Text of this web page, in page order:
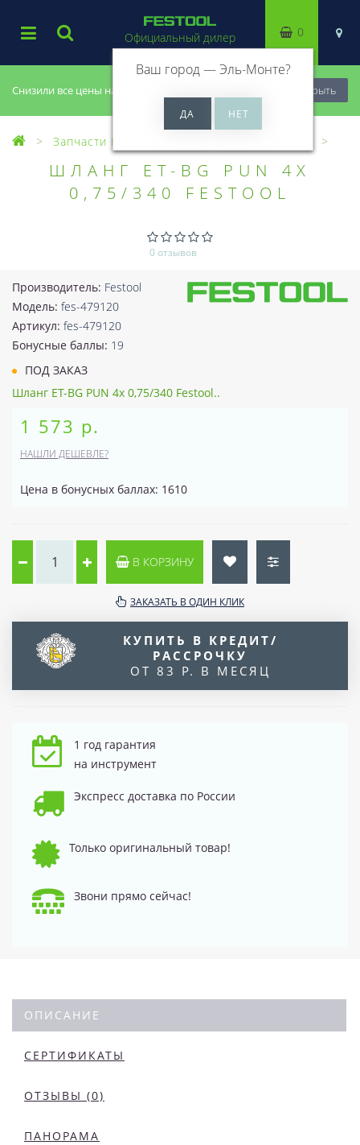
Снизили все цены на 20%, успей купить! Закрыть
Официальный дилер
Ваш город —Эль-Монте?
0
Запчасти Festool
ШЛАНГ ET-BG PUN 4X
0,75/340 FESTOOL
0 отзывов
Производитель: Festool
Модель: fes-479120
Артикул: fes-479120
Бонусные баллы: 19
ПОД ЗАКАЗ
Шланг ET-BG PUN 4x 0,75/340 Festool..
1 573 р.
НАШЛИ ДЕШЕВЛЕ?
Цена в бонусных баллах: 1610
В КОРЗИНУ
ЗАКАЗАТЬ В ОДИН КЛИК
КУПИТЬ В КРЕДИТ/
РАССРОЧКУ
ОТ 83 Р. В МЕСЯЦ
1 год гарантия
на инструмент
Экспресс доставка по России
Только оригинальный товар!
Звони прямо сейчас!
ОПИСАНИЕ
СЕРТИФИКАТЫ
ОТЗЫВЫ (0)
ПАНОРАМА